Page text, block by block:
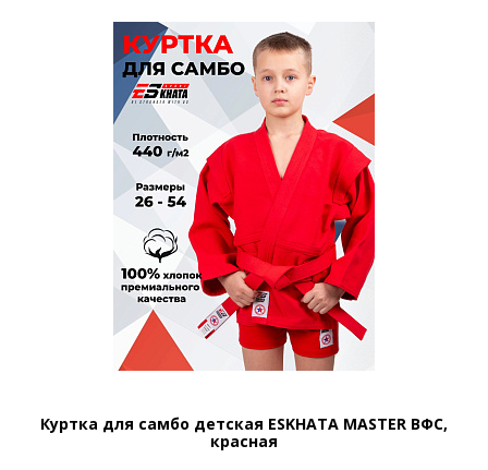
Куртка для самбо детская ESKHATA MASTER ВФС,
красная